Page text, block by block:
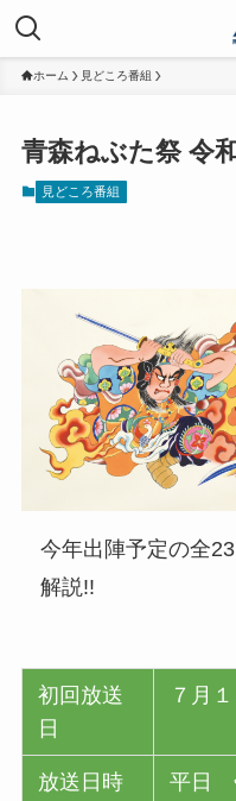
ホーム 見どころ番組
青森ねぶた祭 令
見どころ番組
今年出陣予定の全
解説!!
初回放送
日
７月
放送日時 平日